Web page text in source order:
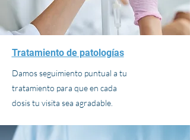
Tratamiento de patologías
Damos seguimiento puntual a tu
tratamiento para que en cada
dosis tu visita sea agradable.